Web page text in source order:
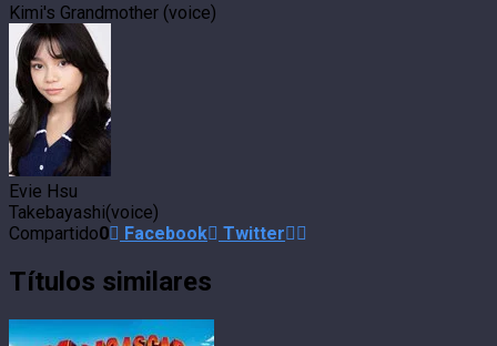
Kimi's Grandmother (voice)
Evie Hsu
Takebayashi(voice)
Compartido0 Facebook Twitter
Títulos similares